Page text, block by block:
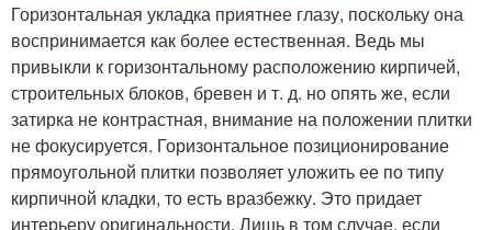
Горизонтальная укладка приятнее глазу, поскольку она
воспринимается как более естественная. Ведь мы
привыкли к горизонтальному расположению кирпичей,
строительных блоков, бревен и т. д. но опять же, если
затирка не контрастная, внимание на положении плитки
не фокусируется. Горизонтальное позиционирование
прямоугольной плитки позволяет уложить ее по типу
кирпичной кладки, то есть вразбежку. Это придает
интерьеру оригинальности. Лишь в том случае, если